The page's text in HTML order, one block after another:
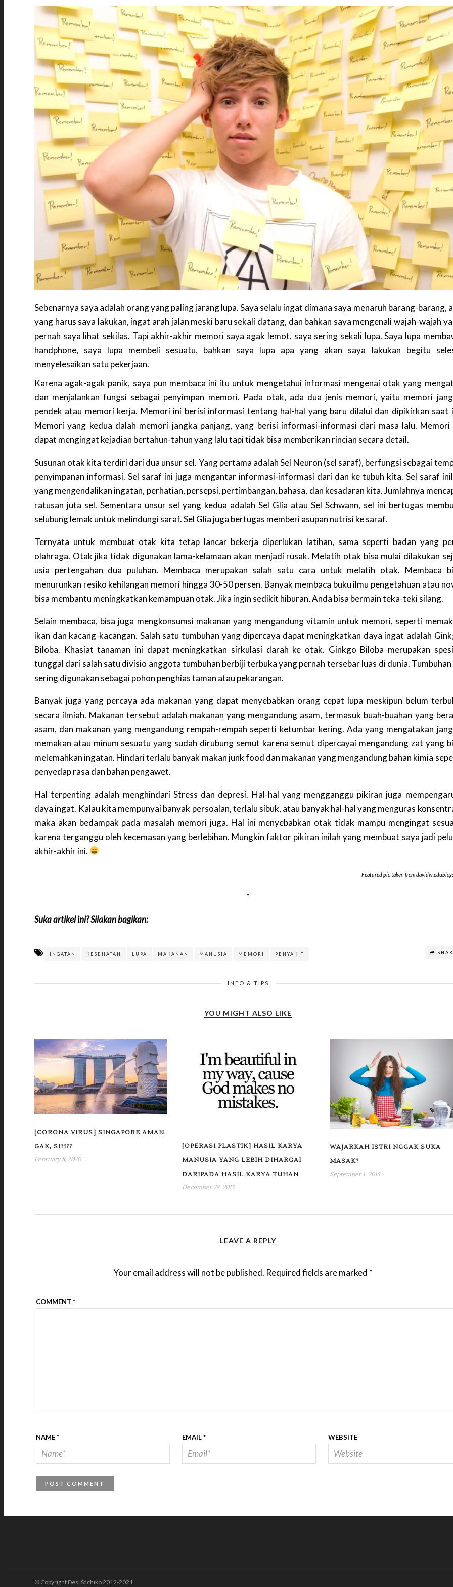
Sebenarnya saya adalah orang yang paling jarang lupa. Saya selalu ingat dimana saya menaruh barang-barang,
yang harus saya lakukan, ingat arah jalan meski baru sekali datang, dan bahkan saya mengenali wajah-wajah
pernah saya lihat sekilas. Tapi akhir-akhir memori saya agak lemot, saya sering sekali lupa. Saya lupa
handphone, saya lupa membeli sesuatu, bahkan saya lupa apa yang akan saya lakukan begitu
menyelesaikan satu pekerjaan.
Karena agak-agak panik, saya pun membaca ini itu untuk mengetahui informasi mengenai otak yang
dan menjalankan fungsi sebagai penyimpan memori. Pada otak, ada dua jenis memori, yaitu memori
pendek atau memori kerja. Memori ini berisi informasi tentang hal-hal yang baru dilalui dan dipikirkan saat
Memori yang kedua dalah memori jangka panjang, yang berisi informasi-informasi dari masa lalu. Memori
dapat mengingat kejadian bertahun-tahun yang lalu tapi tidak bisa memberikan rincian secara detail.
Susunan otak kita terdiri dari dua unsur sel. Yang pertama adalah Sel Neuron (sel saraf), berfungsi sebagai
penyimpanan informasi. Sel saraf ini juga mengantar informasi-informasi dari dan ke tubuh kita. Sel saraf
yang mengendalikan ingatan, perhatian, persepsi, pertimbangan, bahasa, dan kesadaran kita. Jumlahnya
ratusan juta sel. Sementara unsur sel yang kedua adalah Sel Glia atau Sel Schwann, sel ini bertugas
selubung lemak untuk melindungi saraf. Sel Glia juga bertugas memberi asupan nutrisi ke saraf.
Ternyata untuk membuat otak kita tetap lancar bekerja diperlukan latihan, sama seperti badan yang
olahraga. Otak jika tidak digunakan lama-kelamaan akan menjadi rusak. Melatih otak bisa mulai dilakukan
usia pertengahan dua puluhan. Membaca merupakan salah satu cara untuk melatih otak. Membaca
menurunkan resiko kehilangan memori hingga 30-50 persen. Banyak membaca buku ilmu pengetahuan atau
bisa membantu meningkatkan kemampuan otak. Jika ingin sedikit hiburan, Anda bisa bermain teka-teki silang.
Selain membaca, bisa juga mengkonsumsi makanan yang mengandung vitamin untuk memori, seperti
ikan dan kacang-kacangan. Salah satu tumbuhan yang dipercaya dapat meningkatkan daya ingat adalah
Biloba. Khasiat tanaman ini dapat meningkatkan sirkulasi darah ke otak. Ginkgo Biloba merupakan
tunggal dari salah satu divisio anggota tumbuhan berbiji terbuka yang pernah tersebar luas di dunia. Tumbuhan
sering digunakan sebagai pohon penghias taman atau pekarangan.
Banyak juga yang percaya ada makanan yang dapat menyebabkan orang cepat lupa meskipun belum
secara ilmiah. Makanan tersebut adalah makanan yang mengandung asam, termasuk buah-buahan yang
asam, dan makanan yang mengandung rempah-rempah seperti ketumbar kering. Ada yang mengatakan
memakan atau minum sesuatu yang sudah dirubung semut karena semut dipercayai mengandung zat yang
melemahkan ingatan. Hindari terlalu banyak makan junk food dan makanan yang mengandung bahan kimia
penyedap rasa dan bahan pengawet.
Hal terpenting adalah menghindari Stress dan depresi. Hal-hal yang mengganggu pikiran juga
daya ingat. Kalau kita mempunyai banyak persoalan, terlalu sibuk, atau banyak hal-hal yang menguras
maka akan bedampak pada masalah memori juga. Hal ini menyebabkan otak tidak mampu mengingat
karena terganggu oleh kecemasan yang berlebihan. Mungkin faktor pikiran inilah yang membuat saya jadi
akhir-akhir ini.
Featured pic taken from
*
Suka artikel ini? Silakan bagikan:
INGATAN KESEHATAN LUPA MAKANAN MANUSIA MEMORI PENYAKIT
INFO & TIPS
YOU MIGHT ALSO LIKE
[CORONA VIRUS] SINGAPORE AMAN
GAK, SIH??
February 8, 2020
[OPERASI PLASTIK] HASIL KARYA
MANUSIA YANG LEBIH DIHARGAI
DARIPADA HASIL KARYA TUHAN
December 28, 2015
WAJARKAH ISTRI NGGAK SUKA
MASAK?
September 1, 2015
LEAVE A REPLY
Your email address will not be published. Required fields are marked *
COMMENT *
NAME* EMAIL* WEBSITE
© Copyright Desi Sachiko 2012-2021